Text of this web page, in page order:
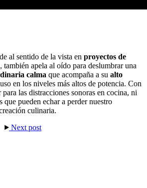
al sentido de la vista en proyectos de
, también apela al oído para deslumbrar una
calma que acompaña a su alto
en los niveles más altos de potencia. Con
las distracciones sonoras en cocina, ni
que pueden echar a perder nuestro
culinaria.
Next post